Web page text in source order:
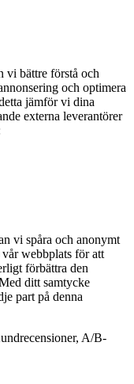
vi bättre förstå och
och optimera
jämför vi dina
externa leverantörer
vi spåra och anonymt
webbplats för att
förbättra den
ditt samtycke
part på denna
A/B-